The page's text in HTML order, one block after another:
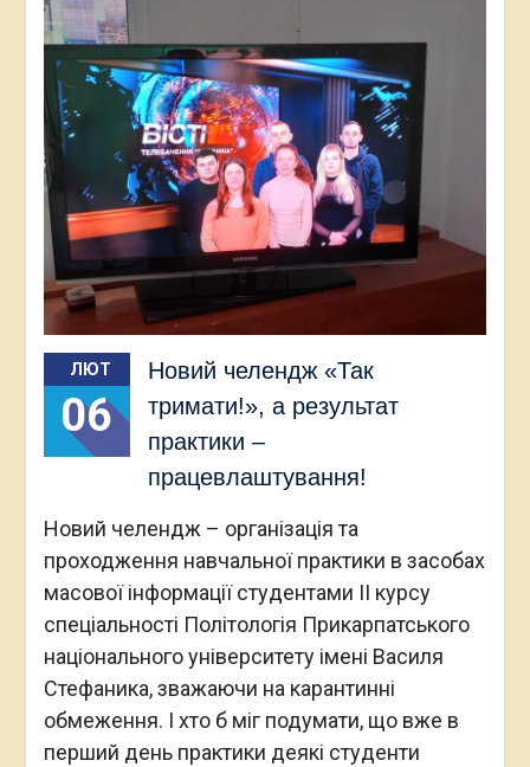
ЛЮТ
06
Новий челендж «Так
тримати!», а результат
практики –
працевлаштування!
Новий челендж – організація та
проходження навчальної практики в засобах
масової інформації студентами ІІ курсу
спеціальності Політологія Прикарпатського
національного університету імені Василя
Стефаника, зважаючи на карантинні
обмеження. І хто б міг подумати, що вже в
перший день практики деякі студенти